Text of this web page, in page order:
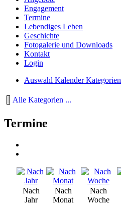
Engagement
Termine
Lebendiges Leben
Geschichte
Fotogalerie und Downloads
Kontakt
Login
Auswahl Kalender Kategorien
Alle Kategorien ...
Termine
Nach
Jahr
Nach
Monat
Nach
Woche